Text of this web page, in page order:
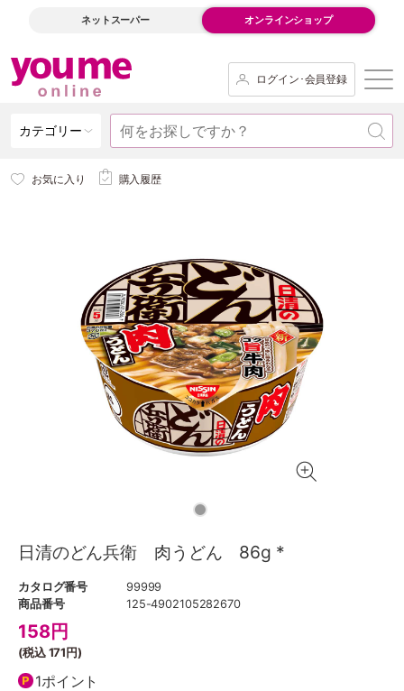
ネットスーパー オンラインショップ
ログイン･会員登録
カテゴリー
お気に入り 購入履歴
日清のどん兵衛 肉うどん 86g *
カタログ番号
99999
商品番号
125-4902105282670
158円
(税込171円)
1ポイント